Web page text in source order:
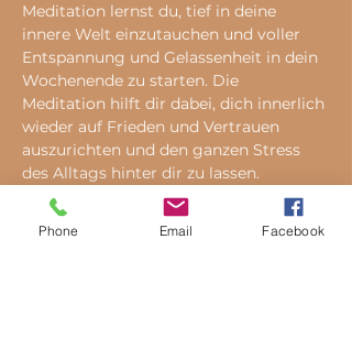
Meditation lernst du, tief in deine
innere Welt einzutauchen und voller
Entspannung und Gelassenheit in dein
Wochenende zu starten. Die
Meditation hilft dir dabei, dich innerlich
wieder auf Frieden und Vertrauen
auszurichten und den ganzen Stress
des Alltags hinter dir zu lassen.
Tickets
Phone Email Facebook